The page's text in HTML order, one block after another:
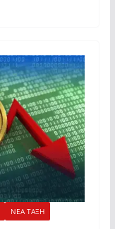
ΝΕΑ ΤΑΞΗ